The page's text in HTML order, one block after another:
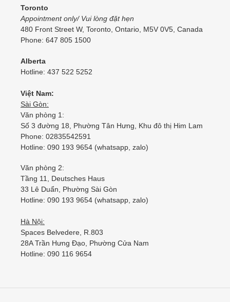
Toronto
Appointment only/ Vui lòng đặt hẹn
480 Front Street W, Toronto, Ontario, M5V 0V5, Canada
Phone: 647 805 1500
Alberta
Hotline: 437 522 5252
Việt Nam:
Sài Gòn:
Văn phòng 1:
Số 3 đường 18, Phường Tân Hưng, Khu đô thị Him Lam
Phone: 02835542591
Hotline: 090 193 9654 (whatsapp, zalo)
Văn phòng 2:
Tầng 11, Deutsches Haus
33 Lê Duẩn, Phường Sài Gòn
Hotline: 090 193 9654 (whatsapp, zalo)
Hà Nội:
Spaces Belvedere, R.803
28A Trần Hưng Đạo, Phường Cửa Nam
Hotline: 090 116 9654